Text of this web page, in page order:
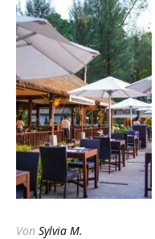
Von Sylvia M.